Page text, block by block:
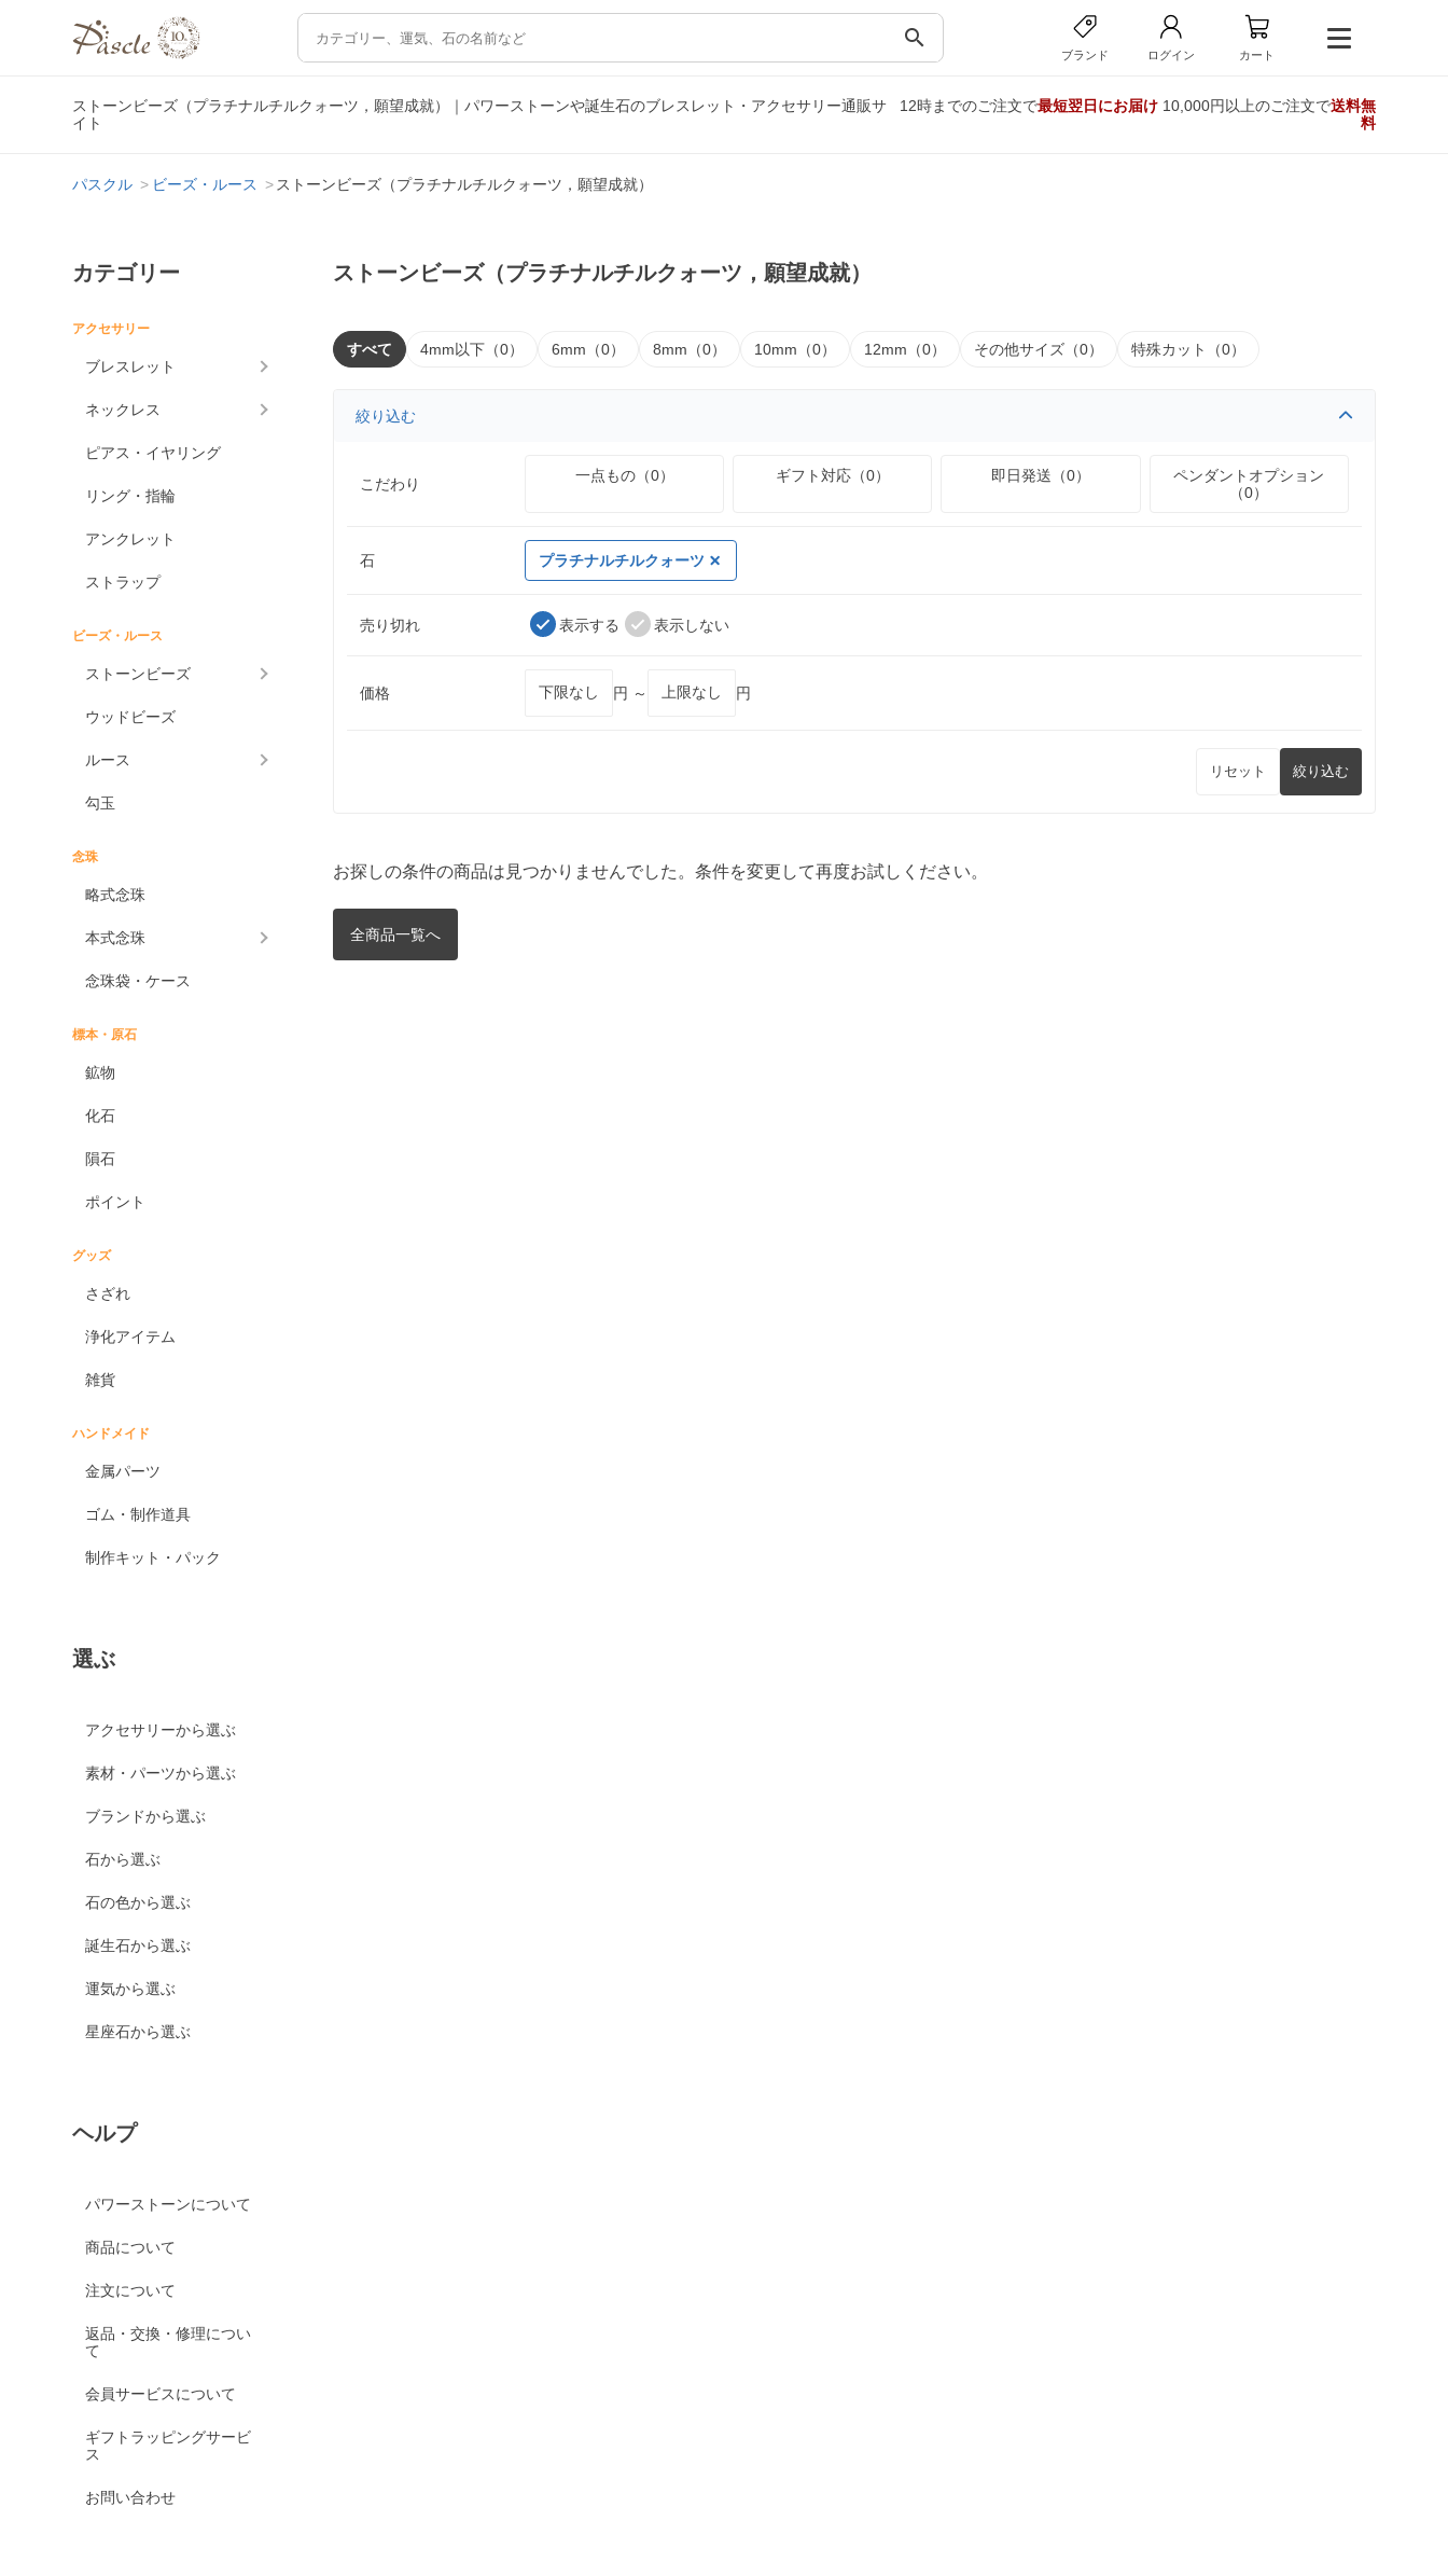
search
ブランド ログイン カート
ストーンビーズ（プラチナルチルクォーツ，願望成就）｜パワーストーンや誕生石のブレスレット・アクセサリー通販サ
イト
12時までのご注文で最短翌日にお届け10,000円以上のご注文で送料無
料
パスクル ビーズ・ルース ストーンビーズ（プラチナルチルクォーツ，願望成就）
カテゴリー
アクセサリー
ブレスレット
ネックレス
ピアス・イヤリング
リング・指輪
アンクレット
ストラップ
ビーズ・ルース
ストーンビーズ
ウッドビーズ
ルース
勾玉
念珠
略式念珠
本式念珠
念珠袋・ケース
標本・原石
鉱物
化石
隕石
ポイント
グッズ
さざれ
浄化アイテム
雑貨
ハンドメイド
金属パーツ
ゴム・制作道具
制作キット・パック
選ぶ
アクセサリーから選ぶ
素材・パーツから選ぶ
ブランドから選ぶ
石から選ぶ
石の色から選ぶ
誕生石から選ぶ
運気から選ぶ
星座石から選ぶ
ヘルプ
パワーストーンについて
商品について
注文について
返品・交換・修理につい
て
会員サービスについて
ギフトラッピングサービ
ス
お問い合わせ
ストーンビーズ（プラチナルチルクォーツ，願望成就）
すべて 4mm以下（0） 6mm（0） 8mm（0） 10mm（0） 12mm（0） その他サイズ（0） 特殊カット（0）
絞り込む
こだわり 一点もの（0） ギフト対応（0） 即日発送（0）
ペンダントオプション
（0）
石 プラチナルチルクォーツ
売り切れ 表示する 表示しない
価格 円 ～ 円
リセット 絞り込む
お探しの条件の商品は見つかりませんでした。条件を変更して再度お試しください。
全商品一覧へ